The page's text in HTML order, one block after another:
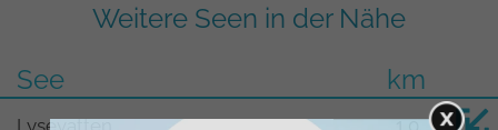
Weitere Seen in der Nähe
See
km
Lysevatten 1,0